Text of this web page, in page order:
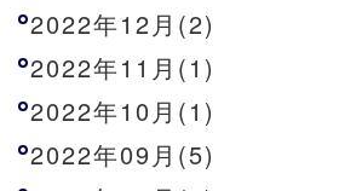
2022年12月(2)
2022年11月(1)
2022年10月(1)
2022年09月(5)